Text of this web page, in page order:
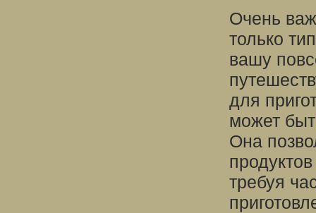
Очень
только
вашу
для
может
Она
требуя